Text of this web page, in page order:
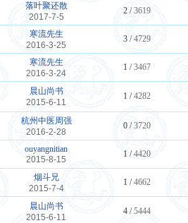
落叶聚还散
2017-7-5
2 /3619
寒流先生
2016-3-25
3 /4729
寒流先生
2016-3-24
1 /3467
晨山尚书
2015-6-11
1 /4282
杭州中医周强
2016-2-28
0 /3720
ouyangnitian
2015-8-15
1 /4420
烟斗兄
2015-7-4
1 /4662
晨山尚书
2015-6-11
4 /5444